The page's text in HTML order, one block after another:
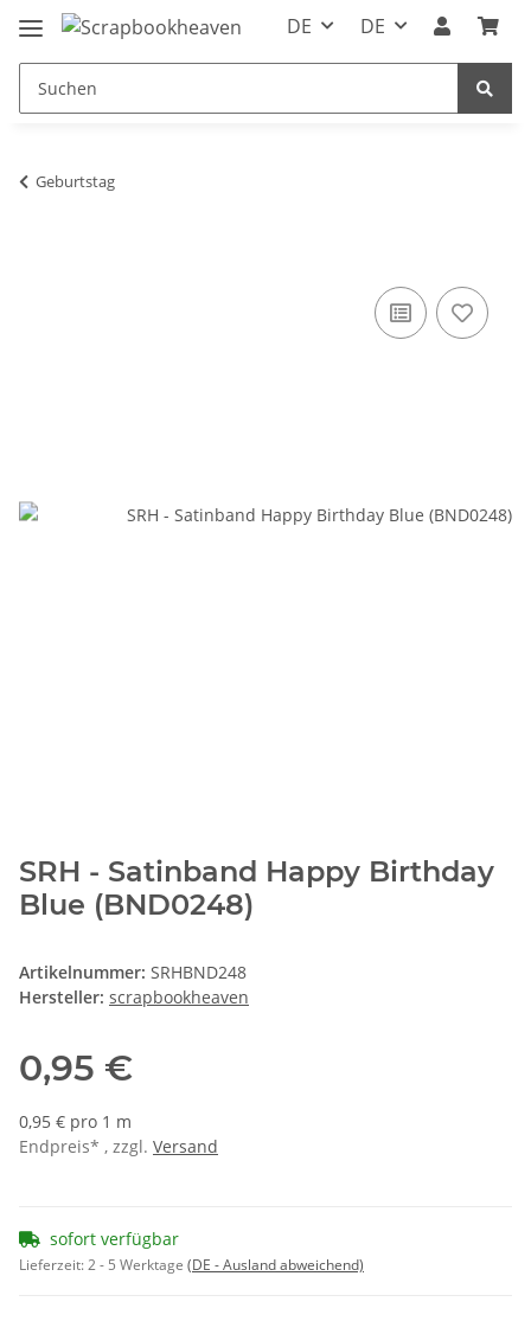
DE DE
Geburtstag
SRH - Satinband Happy Birthday
Blue (BND0248)
Artikelnummer: SRHBND248
Hersteller: scrapbookheaven
0,95 €
0,95 € pro 1 m
Endpreis* , zzgl. Versand
sofort verfügbar
Lieferzeit:2 - 5 Werktage (DE - Ausland abweichend)